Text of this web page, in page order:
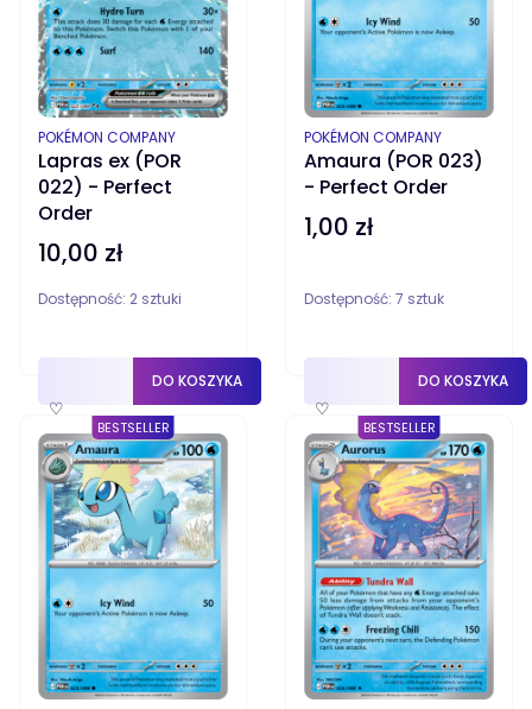
Lapras ex (POR
022) - Perfect
Order
PRODUCENT
POKÉMON COMPANY
Cena
10,00 zł
Dostępność: 2 sztuki
♡
DO KOSZYKA
Amaura (POR 023)
- Perfect Order
PRODUCENT
POKÉMON COMPANY
Cena
1,00 zł
Dostępność: 7 sztuk
♡
DO KOSZYKA
BESTSELLER BESTSELLER